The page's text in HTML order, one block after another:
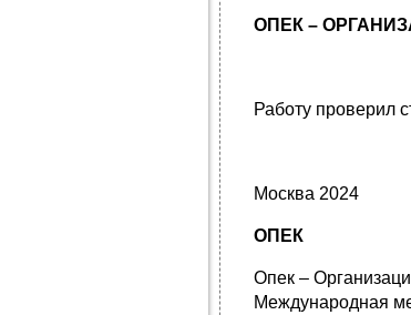
ОПЕК –
Работу проверил
Москва 2024
ОПЕК
Опек –
Международная